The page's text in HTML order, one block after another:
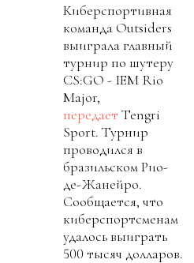
Киберспортивная
команда Outsiders
выиграла главный
турнир по шутеру
CS:GO - IEM Rio
Major,
передает Tengri
Sport. Турнир
проводился в
бразильском Рио-
де-Жанейро.
Сообщается, что
киберспортсменам
удалось выиграть
500 тысяч долларов.